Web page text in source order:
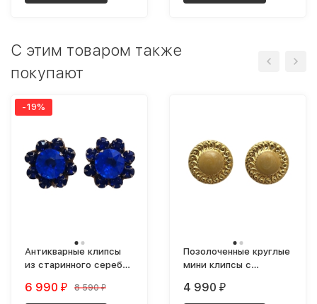
C этим товаром также
покупают
-19%
Антикварные клипсы
из старинного серебра
6 990 ₽ 8 590 ₽
Позолоченные круглые
мини клипсы с
4 990 ₽